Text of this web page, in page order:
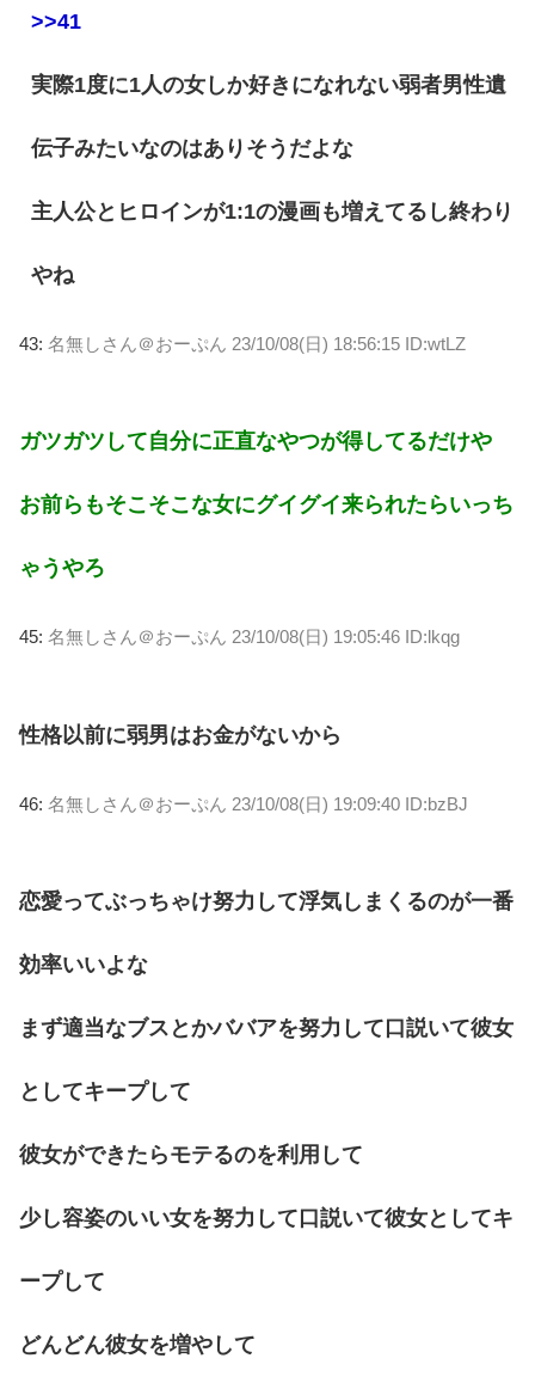
>>41
実際1度に1人の女しか好きになれない弱者男性遺
伝子みたいなのはありそうだよな
主人公とヒロインが1:1の漫画も増えてるし終わり
やね
43: 名無しさん＠おーぷん 23/10/08(日) 18:56:15 ID:wtLZ
ガツガツして自分に正直なやつが得してるだけや
お前らもそこそこな女にグイグイ来られたらいっち
ゃうやろ
45: 名無しさん＠おーぷん 23/10/08(日) 19:05:46 ID:lkqg
性格以前に弱男はお金がないから
46: 名無しさん＠おーぷん 23/10/08(日) 19:09:40 ID:bzBJ
恋愛ってぶっちゃけ努力して浮気しまくるのが一番
効率いいよな
まず適当なブスとかババアを努力して口説いて彼女
としてキープして
彼女ができたらモテるのを利用して
少し容姿のいい女を努力して口説いて彼女としてキ
ープして
どんどん彼女を増やして